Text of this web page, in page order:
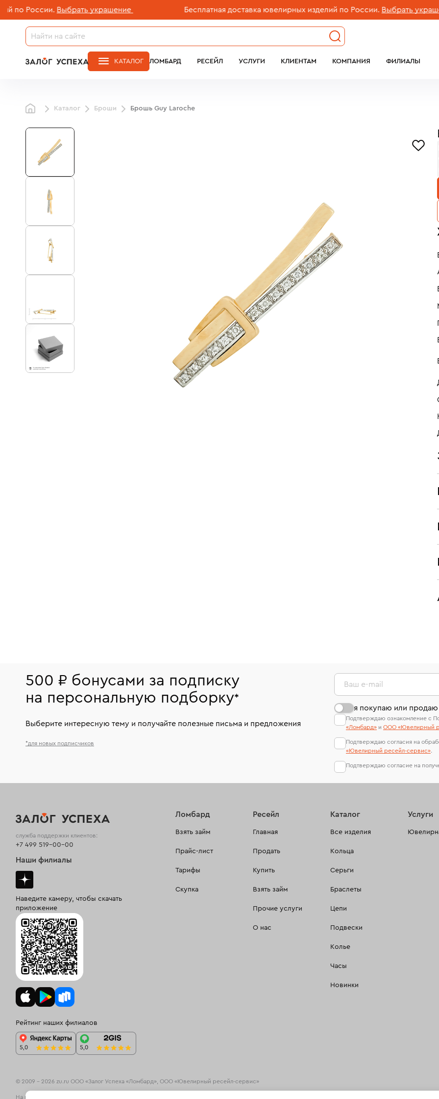
России. Выбрать украшение Бесплатная доставка ювелирных изделий по России. Выбрать украшение
ЛОМБАРД РЕСЕЙЛ УСЛУГИ КЛИЕНТАМ КОМПАНИЯ ФИЛИАЛЫ
КАТАЛОГ
Каталог Броши Брошь Guy Laroche
500 ₽ бонусами за подписку
на персональную подборку*
Выберите интересную тему и получайте полезные письма и предложения
*для новых подписчиков
Ваш e-mail
я покупаю или
Подтверждаю ознакомление с
«Ломбард» и ООО «Ювелирный
Подтверждаю согласия на
«Ювелирный ресейл-сервиc».
Подтверждаю согласие на
Ломбард
Взять займ
Прайс-лист
Тарифы
Скупка
Ресейл
Главная
Продать
Купить
Взять займ
Прочие услуги
О нас
Каталог
Все изделия
Кольца
Серьги
Браслеты
Цепи
Подвески
Колье
Часы
Новинки
Услуги
служба поддержки клиентов:
+7 499 519-00-00
Наши филиалы
Наведите камеру, чтобы скачать
приложение
Рейтинг наших филиалов
© 2009 – 2026 zu.ru ООО «Залог Успеха «Ломбард», ООО «Ювелирный ресейл-сервис»
На информационном ресурсе zu.ru применяются